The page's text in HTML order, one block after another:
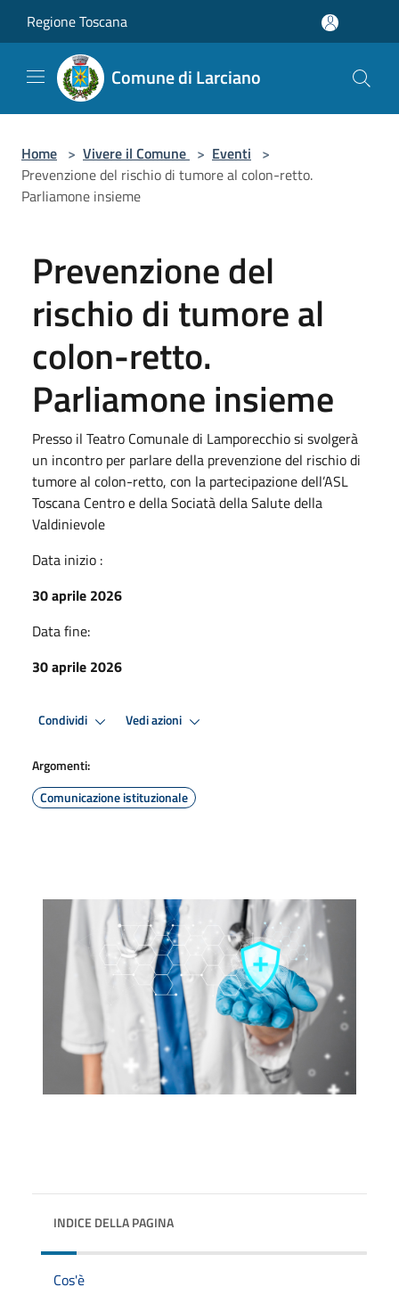
Regione Toscana
Comune di Larciano
Home > Vivere il Comune > Eventi >
Prevenzione del rischio di tumore al colon-retto.
Parliamone insieme
Prevenzione del
rischio di tumore al
colon-retto.
Parliamone insieme
Presso il Teatro Comunale di Lamporecchio si svolgerà
un incontro per parlare della prevenzione del rischio di
tumore al colon-retto, con la partecipazione dell’ASL
Toscana Centro e della Sociatà della Salute della
Valdinievole
Data inizio :
30 aprile 2026
Data fine:
30 aprile 2026
Condividi Vedi azioni
Argomenti:
Comunicazione istituzionale
INDICE DELLA PAGINA
Cos'è